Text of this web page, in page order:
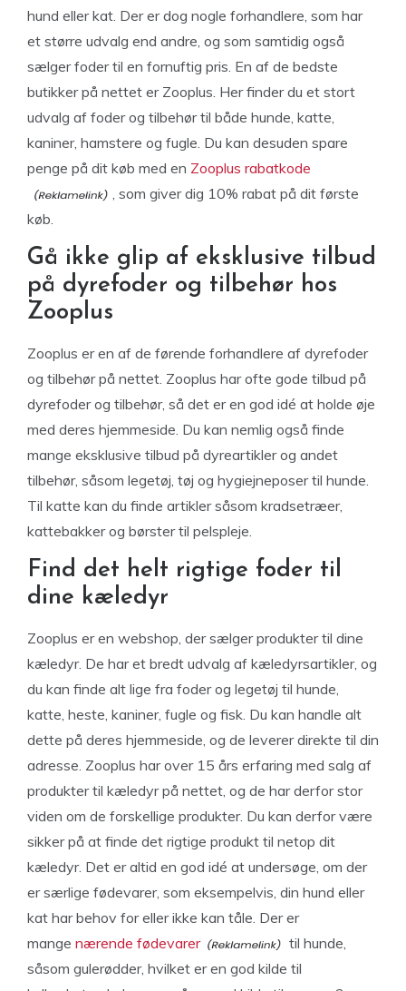
hund eller kat. Der er dog nogle forhandlere, som har
et større udvalg end andre, og som samtidig også
sælger foder til en fornuftig pris. En af de bedste
butikker på nettet er Zooplus. Her finder du et stort
udvalg af foder og tilbehør til både hunde, katte,
kaniner, hamstere og fugle. Du kan desuden spare
penge på dit køb med en Zooplus rabatkode
, som giver dig 10% rabat på dit første
køb.
Gå ikke glip af eksklusive tilbud
på dyrefoder og tilbehør hos
Zooplus
Zooplus er en af de førende forhandlere af dyrefoder
og tilbehør på nettet. Zooplus har ofte gode tilbud på
dyrefoder og tilbehør, så det er en god idé at holde øje
med deres hjemmeside. Du kan nemlig også finde
mange eksklusive tilbud på dyreartikler og andet
tilbehør, såsom legetøj, tøj og hygiejneposer til hunde.
Til katte kan du finde artikler såsom kradsetræer,
kattebakker og børster til pelspleje.
Find det helt rigtige foder til
dine kæledyr
Zooplus er en webshop, der sælger produkter til dine
kæledyr. De har et bredt udvalg af kæledyrsartikler, og
du kan finde alt lige fra foder og legetøj til hunde,
katte, heste, kaniner, fugle og fisk. Du kan handle alt
dette på deres hjemmeside, og de leverer direkte til din
adresse. Zooplus har over 15 års erfaring med salg af
produkter til kæledyr på nettet, og de har derfor stor
viden om de forskellige produkter. Du kan derfor være
sikker på at finde det rigtige produkt til netop dit
kæledyr. Det er altid en god idé at undersøge, om der
er særlige fødevarer, som eksempelvis, din hund eller
kat har behov for eller ikke kan tåle. Der er
mange nærende fødevarer
til hunde,
såsom gulerødder, hvilket er en god kilde til